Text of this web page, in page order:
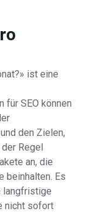
ist eine
für SEO können
den Zielen,
Regel
an, die
beinhalten. Es
langfristige
nicht sofort